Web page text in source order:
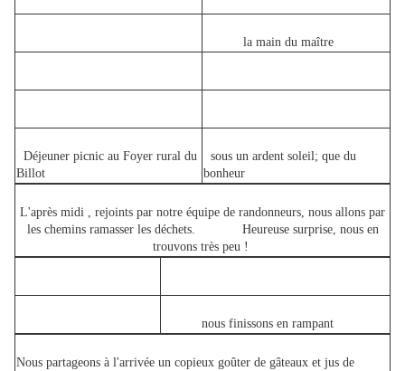
la main du maître
Déjeuner picnic au Foyer rural du
Billot
sous un ardent soleil; que du
bonheur
L'après midi , rejoints par notre équipe de randonneurs, nous allons par
les chemins ramasser les déchets. Heureuse surprise, nous en
trouvons très peu !
nous finissons en rampant
Nous partageons à l'arrivée un copieux goûter de gâteaux et jus de